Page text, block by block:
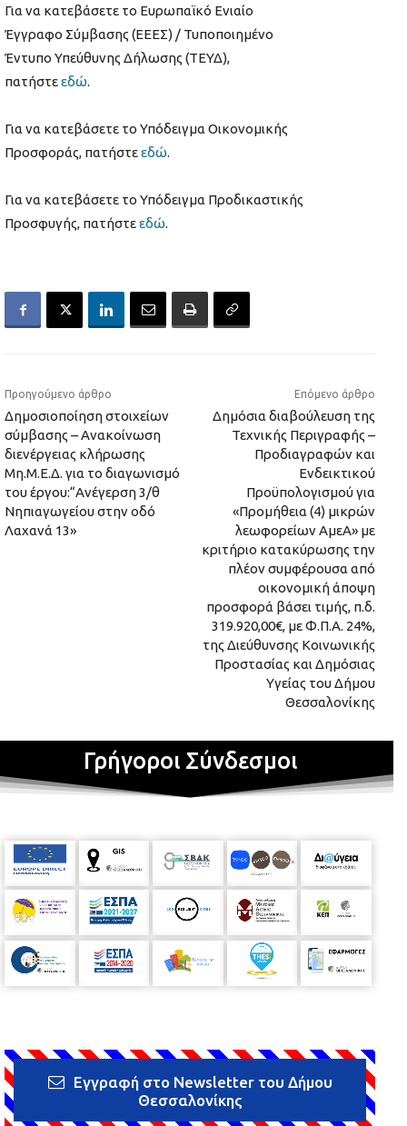
Για να κατεβάσετε το Ευρωπαϊκό Ενιαίο
Έγγραφο Σύμβασης (ΕΕΕΣ) / Τυποποιημένο
Έντυπο Υπεύθυνης Δήλωσης (ΤΕΥΔ),
πατήστεεδώ.
Για να κατεβάσετε το Υπόδειγμα Οικονομικής
Προσφοράς, πατήστεεδώ.
Για να κατεβάσετε το Υπόδειγμα Προδικαστικής
Προσφυγής, πατήστεεδώ.
Προηγούμενο άρθρο
Δημοσιοποίηση στοιχείων
σύμβασης – Ανακοίνωση
διενέργειας κλήρωσης
Μη.Μ.Ε.Δ. για το διαγωνισμό
του έργου:“Ανέγερση 3/θ
Νηπιαγωγείου στην οδό
Λαχανά 13»
Επόμενο άρθρο
Δημόσια διαβούλευση της
Τεχνικής Περιγραφής –
Προδιαγραφών και
Ενδεικτικού
Προϋπολογισμού για
«Προμήθεια (4) μικρών
λεωφορείων ΑμεΑ» με
κριτήριο κατακύρωσης την
πλέον συμφέρουσα από
οικονομική άποψη
προσφορά βάσει τιμής, π.δ.
319.920,00€, με Φ.Π.Α. 24%,
της Διεύθυνσης Κοινωνικής
Προστασίας και Δημόσιας
Υγείας του Δήμου
Θεσσαλονίκης
Γρήγοροι Σύνδεσμοι
Εγγραφή στο Newsletter του Δήμου
Θεσσαλονίκης